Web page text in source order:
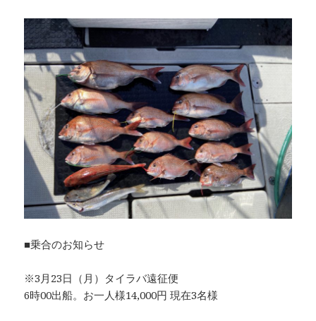
■乗合のお知らせ
※3月23日（月）タイラバ遠征便
6時00出船。お一人様14,000円 現在3名様